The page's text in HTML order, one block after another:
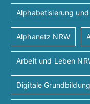
Alphabetisierung
Alphanetz NRW
Arbeit und Leben
Digitale Grundbildung